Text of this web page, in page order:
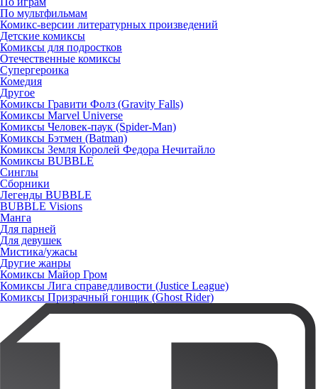
По мультфильмам
Комикс-версии литературных произведений
Детские комиксы
Комиксы для подростков
Отечественные комиксы
Супергероика
Комедия
Другое
Комиксы Гравити Фолз (Gravity Falls)
Комиксы Marvel Universe
Комиксы Человек-паук (Spider-Man)
Комиксы Бэтмен (Batman)
Комиксы Земля Королей Федора Нечитайло
Комиксы BUBBLE
Синглы
Сборники
Легенды BUBBLE
BUBBLE Visions
Манга
Для парней
Для девушек
Мистика/ужасы
Другие жанры
Комиксы Майор Гром
Комиксы Лига справедливости (Justice League)
Комиксы Призрачный гонщик (Ghost Rider)